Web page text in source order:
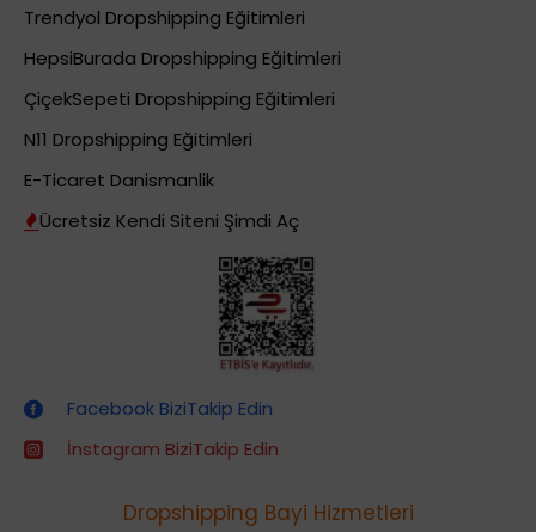
Trendyol Dropshipping Eğitimleri
HepsiBurada Dropshipping Eğitimleri
ÇiçekSepeti Dropshipping Eğitimleri
N11 Dropshipping Eğitimleri
E-Ticaret Danismanlik
Ücretsiz Kendi Siteni Şimdi Aç
Facebook BiziTakip Edin
İnstagram BiziTakip Edin
Dropshipping Bayi Hizmetleri